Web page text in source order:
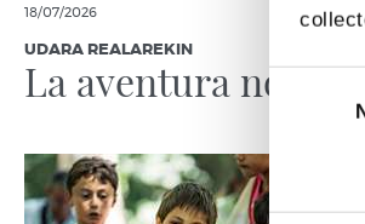
Consent
18/07/2026
UDARA REALAREKIN
La aventura no